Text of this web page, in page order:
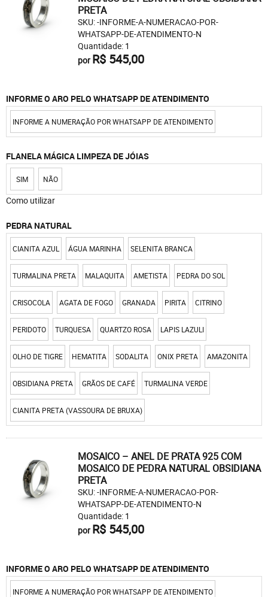
PRETA
SKU: -INFORME-A-NUMERACAO-POR-
WHATSAPP-DE-ATENDIMENTO-N
Quantidade: 1
por R$ 545,00
INFORME O ARO PELO WHATSAPP DE ATENDIMENTO
INFORME A NUMERAÇÃO POR WHATSAPP DE ATENDIMENTO
FLANELA MÁGICA LIMPEZA DE JÓIAS
SIM NÃO
Como utilizar
PEDRA NATURAL
CIANITA AZUL ÁGUA MARINHA SELENITA BRANCA
TURMALINA PRETA MALAQUITA AMETISTA PEDRA DO SOL
CRISOCOLA AGATA DE FOGO GRANADA PIRITA CITRINO
PERIDOTO TURQUESA QUARTZO ROSA LAPIS LAZULI
OLHO DE TIGRE HEMATITA SODALITA ONIX PRETA AMAZONITA
OBSIDIANA PRETA GRÃOS DE CAFÉ TURMALINA VERDE
CIANITA PRETA (VASSOURA DE BRUXA)
MOSAICO – ANEL DE PRATA 925 COM
MOSAICO DE PEDRA NATURAL OBSIDIANA
PRETA
SKU: -INFORME-A-NUMERACAO-POR-
WHATSAPP-DE-ATENDIMENTO-N
Quantidade: 1
por R$ 545,00
INFORME O ARO PELO WHATSAPP DE ATENDIMENTO
INFORME A NUMERAÇÃO POR WHATSAPP DE ATENDIMENTO